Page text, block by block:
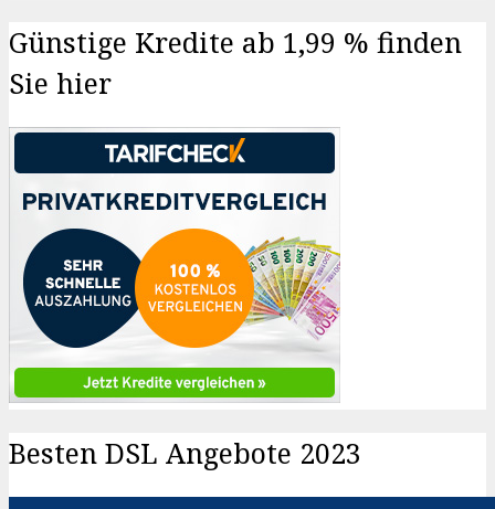
Günstige Kredite ab 1,99 % finden
Sie hier
Besten DSL Angebote 2023